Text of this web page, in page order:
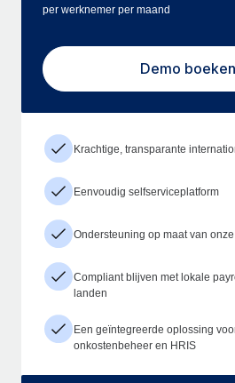
per werknemer per maand
Demo boeken
Krachtige, transparante
Eenvoudig selfserviceplatform
Ondersteuning op maat van
Compliant blijven met lokale
landen
Een geïntegreerde oplossing
onkostenbeheer en HRIS